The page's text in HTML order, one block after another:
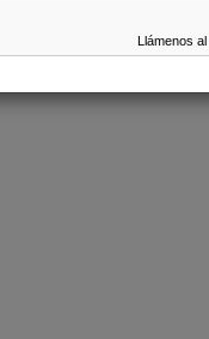
Llámenos al